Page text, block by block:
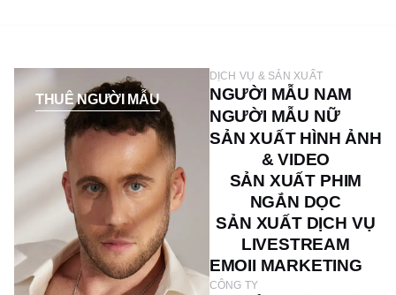
THUÊ NGƯỜI MẪU
DỊCH VỤ & SẢN XUẤT
NGƯỜI MẪU NAM
NGƯỜI MẪU NỮ
SẢN XUẤT HÌNH ẢNH
& VIDEO
SẢN XUẤT PHIM
NGẮN DỌC
SẢN XUẤT DỊCH VỤ
LIVESTREAM
EMOII MARKETING
CÔNG TY